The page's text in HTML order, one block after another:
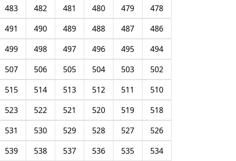
478
479
480
481
482
483
486
487
488
489
490
491
494
495
496
497
498
499
502
503
504
505
506
507
510
511
512
513
514
515
518
519
520
521
522
523
526
527
528
529
530
531
534
535
536
537
538
539